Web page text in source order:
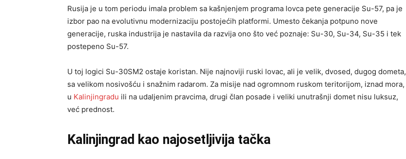
Rusija je u tom periodu imala problem sa kašnjenjem programa lovca pete generacije Su-57, pa je
izbor pao na evolutivnu modernizaciju postojećih platformi. Umesto čekanja potpuno nove
generacije, ruska industrija je nastavila da razvija ono što već poznaje: Su-30, Su-34, Su-35 i tek
postepeno Su-57.
U toj logici Su-30SM2 ostaje koristan. Nije najnoviji ruski lovac, ali je velik, dvosed, dugog dometa,
sa velikom nosivošću i snažnim radarom. Za misije nad ogromnom ruskom teritorijom, iznad mora,
u Kalinjingradu ili na udaljenim pravcima, drugi član posade i veliki unutrašnji domet nisu luksuz,
već prednost.
Kalinjingrad kao najosetljivija tačka